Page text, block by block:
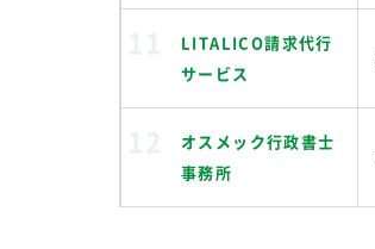
LITALICO請求代行
サービス
オスメック行政書士
事務所